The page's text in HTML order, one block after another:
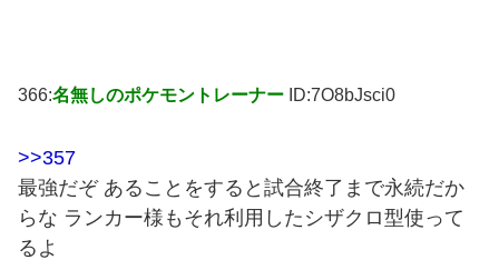
366:名無しのポケモントレーナー ID:7O8bJsci0
>>357
最強だぞ あることをすると試合終了まで永続だか
らな ランカー様もそれ利用したシザクロ型使って
るよ